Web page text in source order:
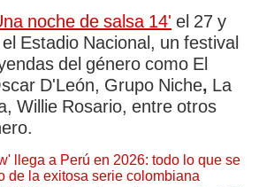
noche de salsa 14' el 27 y
Estadio Nacional, un festival
del género como El
D'León, Grupo Niche, La
Willie Rosario, entre otros
llega a Perú en 2026: todo lo que se
de la exitosa serie colombiana